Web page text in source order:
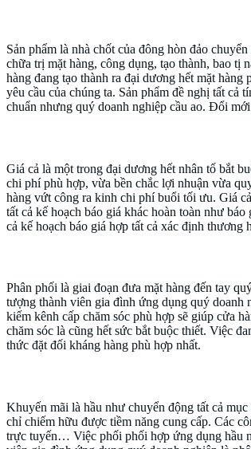
Sản phẩm là nhà chốt của đông hòn đảo
chữa trị mặt hàng, công dụng, tạo thành, bao
hàng đang tạo thành ra đại dương hết mặt
yêu cầu của chúng ta. Sản phẩm đề nghị tất cả
chuẩn nhưng quý doanh nghiệp cầu ao. Đổi
Giá cả là một trong đại dương hết nhân tố bắt
chi phí phù hợp, vừa bền chắc lợi nhuận vừa
hàng vứt công ra kinh chi phí buổi tối ưu. Giá
tất cả kế hoạch báo giá khác hoàn toàn như
cả kế hoạch báo giá hợp tất cả xác định thương
Phân phối là giai đoạn đưa mặt hàng đến tay
tượng thành viên gia đình ứng dụng quý doanh
kiếm kênh cấp chăm sóc phù hợp sẽ giúp cửa
chăm sóc là cũng hết sức bắt buộc thiết. Việc
thức đặt đối kháng hàng phù hợp nhất.
Khuyến mãi là hầu như chuyển động tất cả
chỉ chiếm hữu được tiềm năng cung cấp. Các
trực tuyến… Việc phối phối hợp ứng dụng hầu